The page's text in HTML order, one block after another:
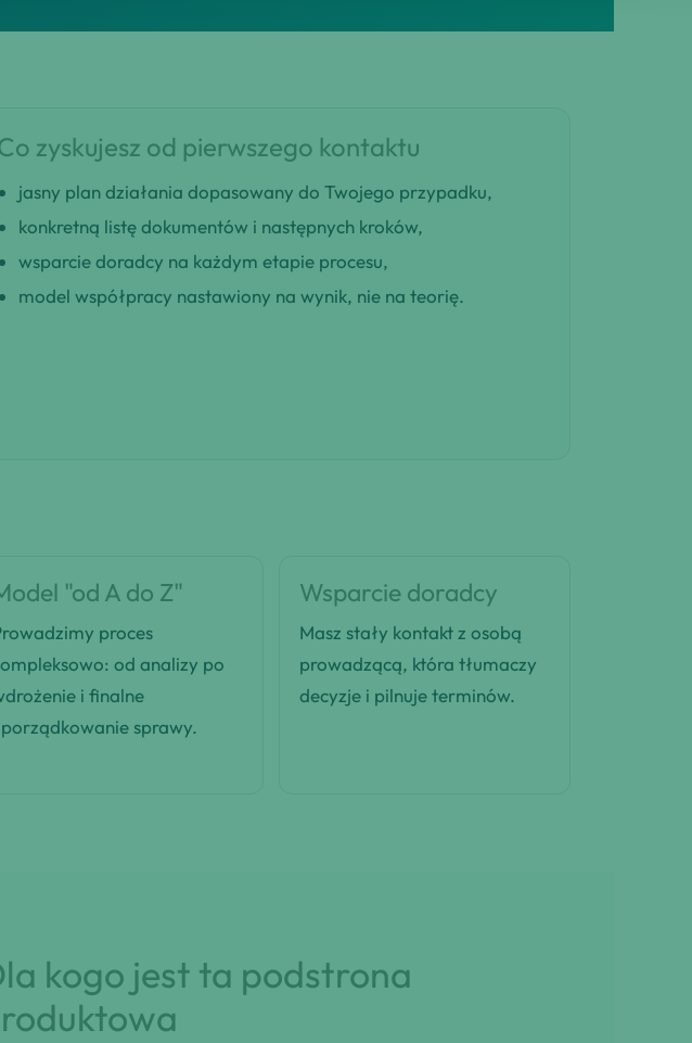
zyskujesz od pierwszego kontaktu
jasny plan działania dopasowany do Twojego przypadku,
konkretną listę dokumentów i następnych kroków,
wsparcie doradcy na każdym etapie procesu,
model współpracy nastawiony na wynik, nie na teorię.
"od A do Z"
proces
od analizy po
i finalne
sprawy.
Wsparcie doradcy
Masz stały kontakt z osobą
prowadzącą, która tłumaczy
decyzje i pilnuje terminów.
kogo jest ta podstrona